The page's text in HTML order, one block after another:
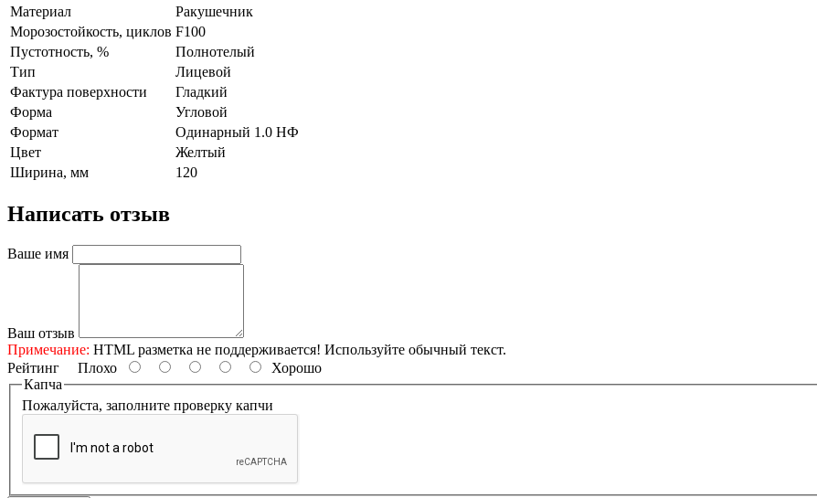
Материал
Ракушечник
Морозостойкость, циклов F100
Пустотность, %
Полнотелый
Тип
Лицевой
Фактура поверхности
Гладкий
Форма
Угловой
Формат
Одинарный 1.0 НФ
Цвет
Желтый
Ширина, мм
120
Написать отзыв
Ваше имя
Ваш отзыв
Примечание: HTML разметка не поддерживается! Используйте обычный текст.
Рейтинг Плохо
Хорошо
Капча
Пожалуйста, заполните проверку капчи